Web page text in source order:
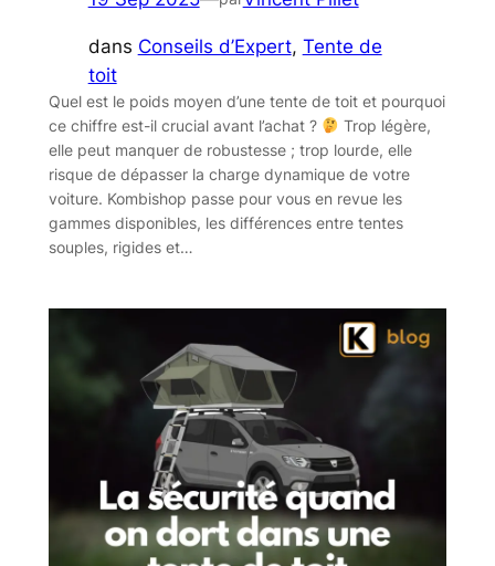
dans Conseils d’Expert, Tente de
toit
Quel est le poids moyen d’une tente de toit et pourquoi
ce chiffre est-il crucial avant l’achat ?
Trop légère,
elle peut manquer de robustesse ; trop lourde, elle
risque de dépasser la charge dynamique de votre
voiture. Kombishop passe pour vous en revue les
gammes disponibles, les différences entre tentes
souples, rigides et…